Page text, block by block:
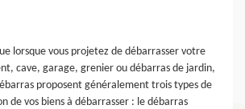
lorsque vous projetez de débarrasser votre
cave, garage, grenier ou débarras de jardin,
proposent généralement trois types de
de vos biens à débarrasser : le débarras